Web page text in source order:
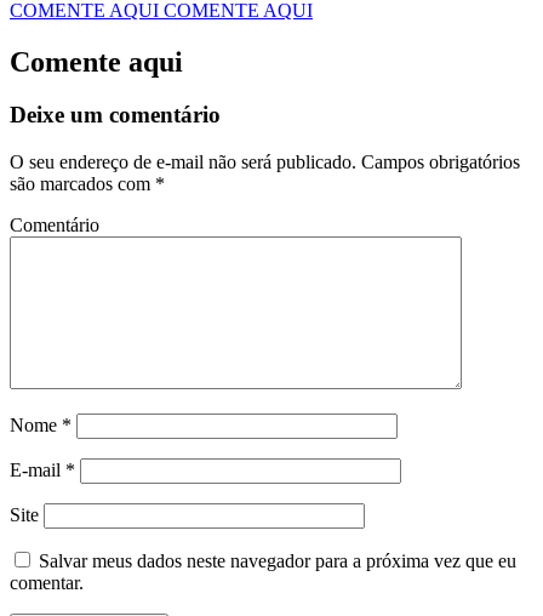
COMENTE AQUI COMENTE AQUI
Comente aqui
Deixe um comentário
O seu endereço de e-mail não será publicado. Campos obrigatórios
são marcados com *
Comentário
Nome *
E-mail *
Site
Salvar meus dados neste navegador para a próxima vez que eu
comentar.